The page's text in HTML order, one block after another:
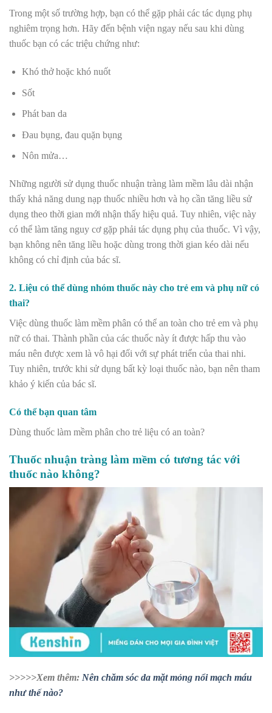
Trong một số trường hợp, bạn có thể gặp phải các tác dụng phụ
nghiêm trọng hơn. Hãy đến bệnh viện ngay nếu sau khi dùng
thuốc bạn có các triệu chứng như:
Khó thở hoặc khó nuốt
Sốt
Phát ban da
Đau bụng, đau quặn bụng
Nôn mửa…
Những người sử dụng thuốc nhuận tràng làm mềm lâu dài nhận
thấy khả năng dung nạp thuốc nhiều hơn và họ cần tăng liều sử
dụng theo thời gian mới nhận thấy hiệu quả. Tuy nhiên, việc này
có thể làm tăng nguy cơ gặp phải tác dụng phụ của thuốc. Vì vậy,
bạn không nên tăng liều hoặc dùng trong thời gian kéo dài nếu
không có chỉ định của bác sĩ.
2. Liệu có thể dùng nhóm thuốc này cho trẻ em và phụ nữ có
thai?
Việc dùng thuốc làm mềm phân có thể an toàn cho trẻ em và phụ
nữ có thai. Thành phần của các thuốc này ít được hấp thu vào
máu nên được xem là vô hại đối với sự phát triển của thai nhi.
Tuy nhiên, trước khi sử dụng bất kỳ loại thuốc nào, bạn nên tham
khảo ý kiến của bác sĩ.
Có thể bạn quan tâm
Dùng thuốc làm mềm phân cho trẻ liệu có an toàn?
Thuốc nhuận tràng làm mềm có tương tác với
thuốc nào không?
>>>>>Xem thêm: Nên chăm sóc da mặt mỏng nổi mạch máu
như thế nào?